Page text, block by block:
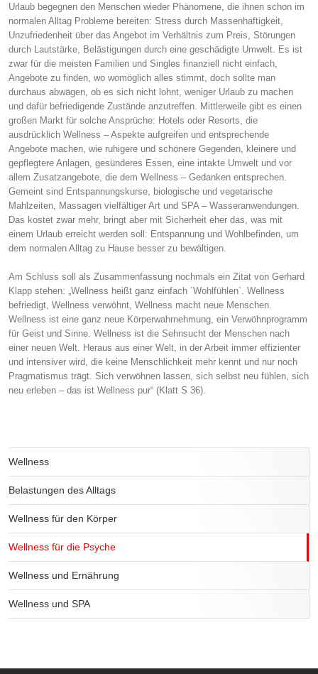
Urlaub begegnen den Menschen wieder Phänomene, die ihnen schon im
normalen Alltag Probleme bereiten: Stress durch Massenhaftigkeit,
Unzufriedenheit über das Angebot im Verhältnis zum Preis, Störungen
durch Lautstärke, Belästigungen durch eine geschädigte Umwelt. Es ist
zwar für die meisten Familien und Singles finanziell nicht einfach,
Angebote zu finden, wo womöglich alles stimmt, doch sollte man
durchaus abwägen, ob es sich nicht lohnt, weniger Urlaub zu machen
und dafür befriedigende Zustände anzutreffen. Mittlerweile gibt es einen
großen Markt für solche Ansprüche: Hotels oder Resorts, die
ausdrücklich Wellness – Aspekte aufgreifen und entsprechende
Angebote machen, wie ruhigere und schönere Gegenden, kleinere und
gepflegtere Anlagen, gesünderes Essen, eine intakte Umwelt und vor
allem Zusatzangebote, die dem Wellness – Gedanken entsprechen.
Gemeint sind Entspannungskurse, biologische und vegetarische
Mahlzeiten, Massagen vielfältiger Art und SPA – Wasseranwendungen.
Das kostet zwar mehr, bringt aber mit Sicherheit eher das, was mit
einem Urlaub erreicht werden soll: Entspannung und Wohlbefinden, um
dem normalen Alltag zu Hause besser zu bewältigen.
Am Schluss soll als Zusammenfassung nochmals ein Zitat von Gerhard
Klapp stehen: „Wellness heißt ganz einfach ´Wohlfühlen`. Wellness
befriedigt, Wellness verwöhnt, Wellness macht neue Menschen.
Wellness ist eine ganz neue Körperwahrnehmung, ein Verwöhnprogramm
für Geist und Sinne. Wellness ist die Sehnsucht der Menschen nach
einer neuen Welt. Heraus aus einer Welt, in der Arbeit immer effizienter
und intensiver wird, die keine Menschlichkeit mehr kennt und nur noch
Pragmatismus trägt. Sich verwöhnen lassen, sich selbst neu fühlen, sich
neu erleben – das ist Wellness pur“ (Klatt S 36).
Wellness
Belastungen des Alltags
Wellness für den Körper
Wellness für die Psyche
Wellness und Ernährung
Wellness und SPA